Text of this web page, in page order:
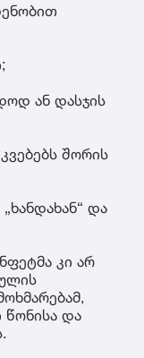
ან დასჯის
შორის
და
კი არ
წონისა და